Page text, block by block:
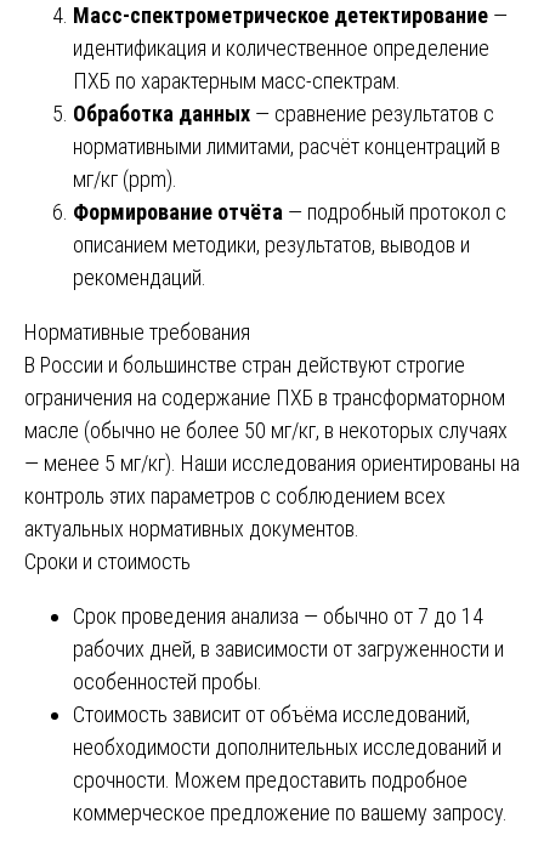
Масс-спектрометрическое детектирование —
идентификация и количественное определение
ПХБ по характерным масс-спектрам.
Обработка данных — сравнение результатов с
нормативными лимитами, расчёт концентраций в
мг/кг (ppm).
Формирование отчёта — подробный протокол с
описанием методики, результатов, выводов и
рекомендаций.
Нормативные требования
В России и большинстве стран действуют строгие
ограничения на содержание ПХБ в трансформаторном
масле (обычно не более 50 мг/кг, в некоторых случаях
— менее 5 мг/кг). Наши исследования ориентированы на
контроль этих параметров с соблюдением всех
актуальных нормативных документов.
Сроки и стоимость
Срок проведения анализа — обычно от 7 до 14
рабочих дней, в зависимости от загруженности и
особенностей пробы.
Стоимость зависит от объёма исследований,
необходимости дополнительных исследований и
срочности. Можем предоставить подробное
коммерческое предложение по вашему запросу.